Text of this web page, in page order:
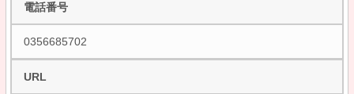
電話番号
0356685702
URL